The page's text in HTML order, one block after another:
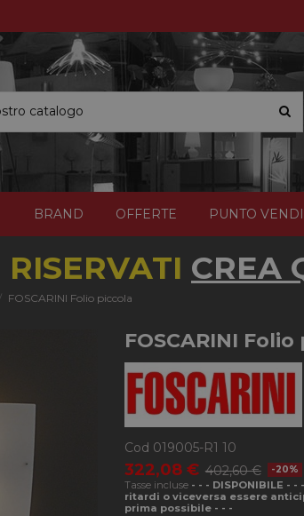
BRAND OFFERTE PUNTO
CREA
FOSCARINI Folio piccola
FOSCARINI
Cod 019005-R1 10
322,08 € 402,60 € -20%
Tasse incluse - - - DISPONIBILE -
ritardi o viceversa essere
prima possibile - - -